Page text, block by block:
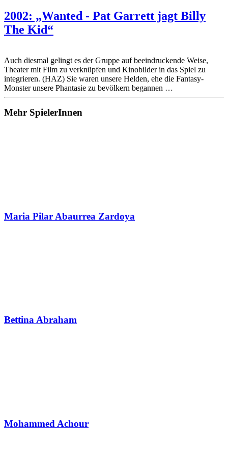
2002: „Wanted - Pat Garrett jagt Billy
The Kid“
Auch diesmal gelingt es der Gruppe auf beeindruckende Weise,
Theater mit Film zu verknüpfen und Kinobilder in das Spiel zu
integrieren. (HAZ) Sie waren unsere Helden, ehe die Fantasy-
Monster unsere Phantasie zu bevölkern begannen …
Mehr SpielerInnen
Maria Pilar Abaurrea Zardoya
Bettina Abraham
Mohammed Achour